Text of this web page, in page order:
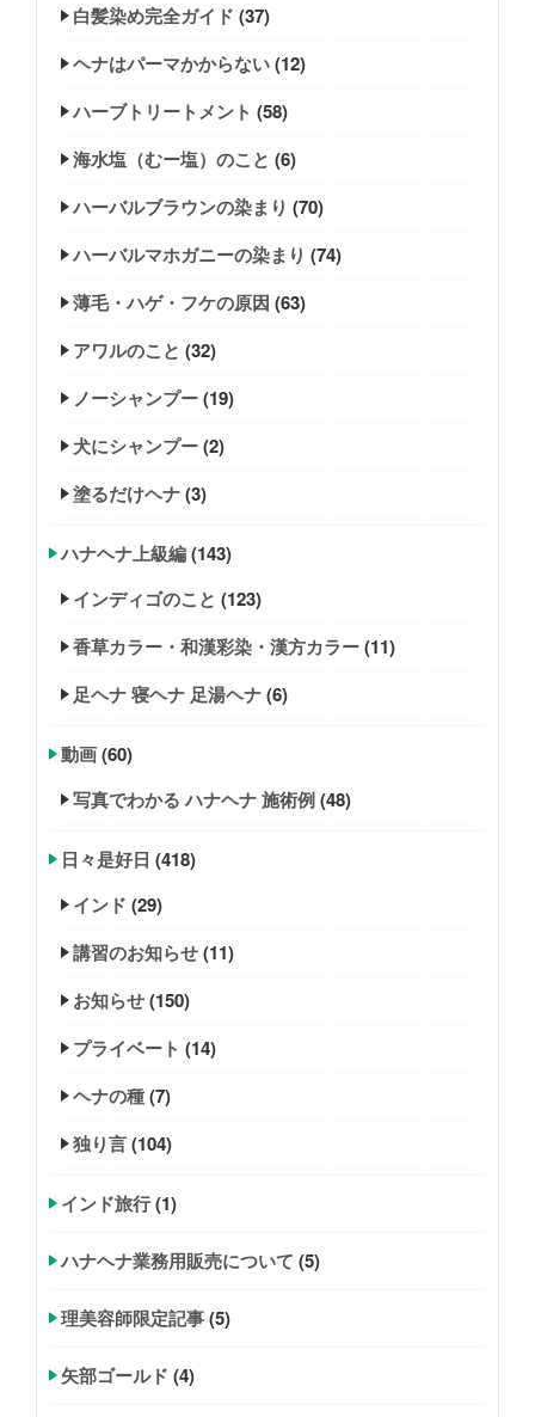
白髪染め完全ガイド (37)
ヘナはパーマかからない(12)
ハーブトリートメント (58)
海水塩（むー塩）のこと (6)
ハーバルブラウンの染まり (70)
ハーバルマホガニーの染まり (74)
薄毛・ハゲ・フケの原因 (63)
アワルのこと (32)
ノーシャンプー(19)
犬にシャンプー(2)
塗るだけヘナ(3)
ハナヘナ上級編(143)
インディゴのこと (123)
香草カラー・和漢彩染・漢方カラー(11)
足ヘナ 寝ヘナ 足湯ヘナ(6)
動画(60)
写真でわかる ハナヘナ 施術例(48)
日々是好日 (418)
インド (29)
講習のお知らせ(11)
お知らせ(150)
プライベート (14)
ヘナの種(7)
独り言(104)
インド旅行(1)
ハナヘナ業務用販売について (5)
理美容師限定記事(5)
矢部ゴールド (4)